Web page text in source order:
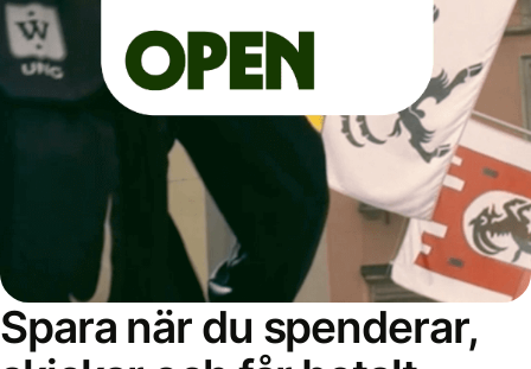
Spara när du spenderar,